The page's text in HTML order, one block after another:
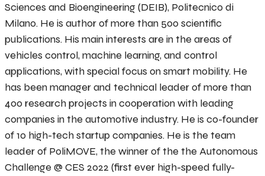
Sciences and Bioengineering (DEIB), Politecnico di
Milano. He is author of more than 500 scientific
publications. His main interests are in the areas of
vehicles control, machine learning, and control
applications, with special focus on smart mobility. He
has been manager and technical leader of more than
400 research projects in cooperation with leading
companies in the automotive industry. He is co-founder
of 10 high-tech startup companies. He is the team
leader of PoliMOVE, the winner of the the Autonomous
Challenge @ CES 2022 (first ever high-speed fully-